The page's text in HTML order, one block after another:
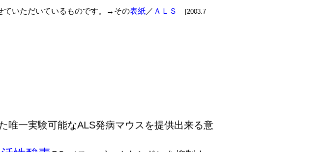
ていただいているものです。→その表紙／ ＡＬＳ
[2003.7
唯一実験可能なALS発病マウスを提供出来る意